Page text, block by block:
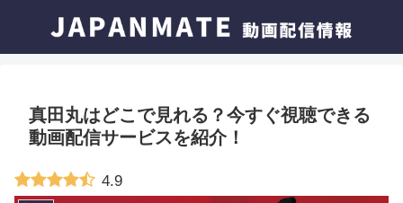
真田丸はどこで見れる？今すぐ視聴できる
動画配信サービスを紹介！
4.9